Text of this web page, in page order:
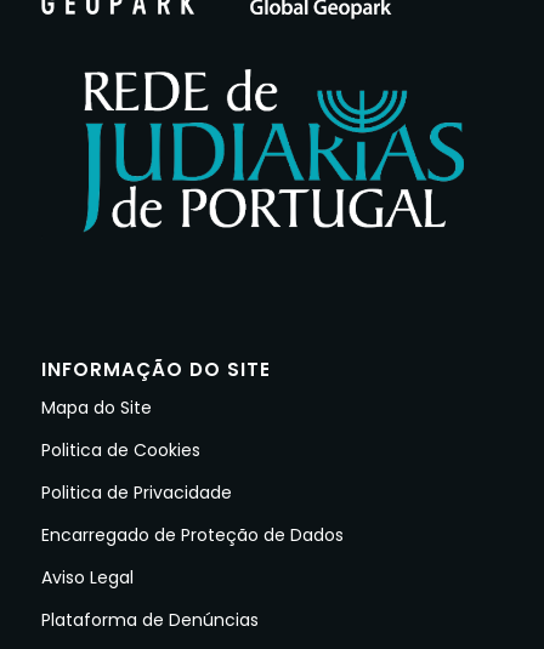
INFORMAÇÃO DO SITE
Mapa do Site
Politica de Cookies
Politica de Privacidade
Encarregado de Proteção de Dados
Aviso Legal
Plataforma de Denúncias